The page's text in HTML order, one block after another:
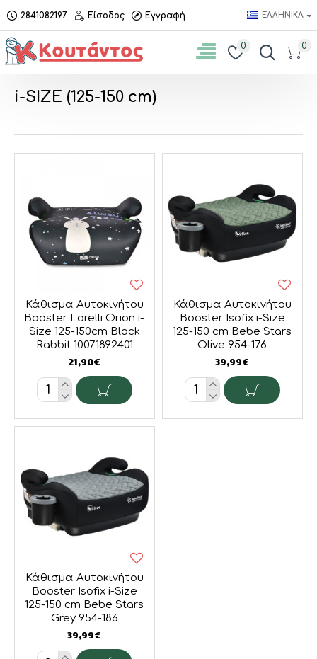
2841082197 Είσοδος Εγγραφή ΕΛΛΗΝΙΚΆ
0 0
i-SIZE (125-150 cm)
Κάθισμα Αυτοκινήτου
Booster Lorelli Orion i-
Size 125-150cm Black
Rabbit 10071892401
21,90€
Κάθισμα Αυτοκινήτου
Booster Isofix i-Size
125-150 cm Bebe Stars
Olive 954-176
39,99€
Κάθισμα Αυτοκινήτου
Booster Isofix i-Size
125-150 cm Bebe Stars
Grey 954-186
39,99€